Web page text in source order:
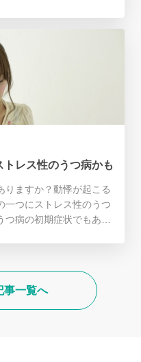
レス性のうつ病かも
りますか？動悸が起こる
一つにストレス性のうつ
病の初期症状でもある
事一覧へ